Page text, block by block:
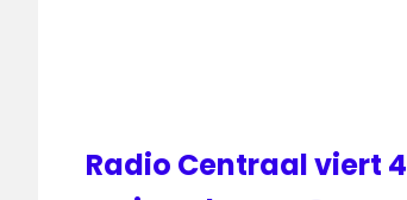
Radio Centraal viert